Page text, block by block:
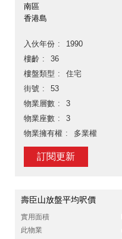
南區
香港島
入伙年份
1990
樓齡
36
樓盤類型
住宅
街號
53
物業層數
3
物業座數
3
物業擁有權
多業權
訂閱更新
壽臣山放盤平均呎價
實用面積
此物業